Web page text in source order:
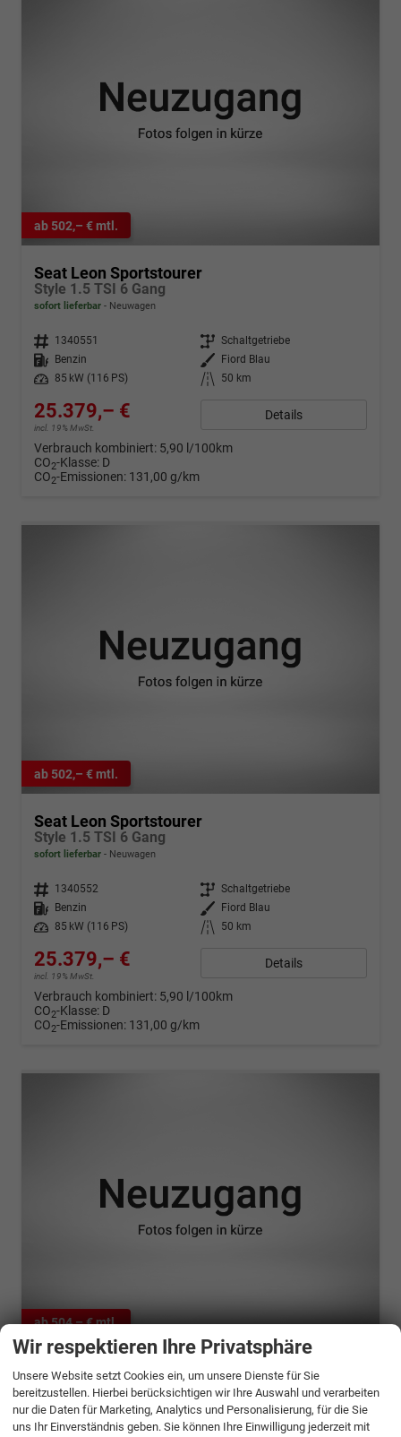
ab 502,– € mtl.
Seat Leon Sportstourer
Style 1.5 TSI 6 Gang
sofort lieferbar Neuwagen
Fahrzeugnr. 1340551 Getriebe Schaltgetriebe
Kraftstoff
Benzin Außenfarbe
Fiord Blau
Leistung
85 kW (116 PS) Kilometerstand 50 km
25.379,– €
incl. 19% MwSt.
Details
Verbrauch kombiniert: 5,90 l/100km
CO2-Klasse: D
CO2-Emissionen: 131,00 g/km
ab 502,– € mtl.
Seat Leon Sportstourer
Style 1.5 TSI 6 Gang
sofort lieferbar Neuwagen
Fahrzeugnr. 1340552 Getriebe Schaltgetriebe
Kraftstoff
Benzin Außenfarbe
Fiord Blau
Leistung
85 kW (116 PS) Kilometerstand 50 km
25.379,– €
incl. 19% MwSt.
Details
Verbrauch kombiniert: 5,90 l/100km
CO2-Klasse: D
CO2-Emissionen: 131,00 g/km
ab 504,– € mtl.
Seat Leon Sportstourer
1.5 TSI Style
unverbindliche Lieferzeit: 9 Monate Neuwagen
Wir respektieren Ihre Privatsphäre
Unsere Website setzt Cookies ein, um unsere Dienste für Sie
bereitzustellen. Hierbei berücksichtigen wir Ihre Auswahl und verarbeiten
nur die Daten für Marketing, Analytics und Personalisierung, für die Sie
uns Ihr Einverständnis geben. Sie können Ihre Einwilligung jederzeit mit